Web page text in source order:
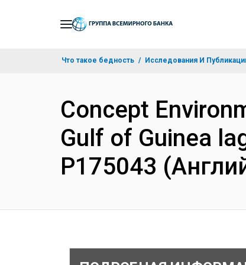
Что такое бедность Исследования И
Concept
Gulf of Guinea
P175043